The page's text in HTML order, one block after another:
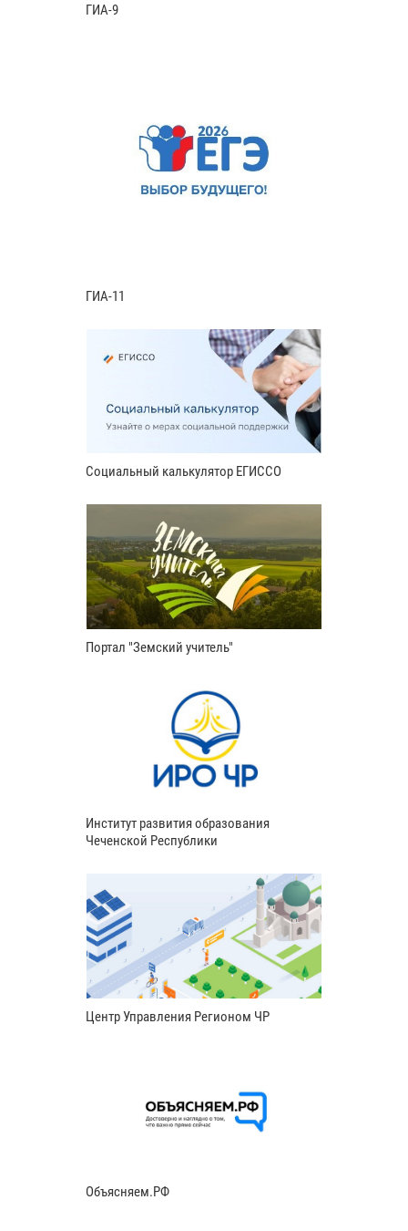
ГИА-9
ГИА-11
Социальный калькулятор ЕГИССО
Портал "Земский учитель"
Институт развития образования
Чеченской Республики
Центр Управления Регионом ЧР
Объясняем.РФ